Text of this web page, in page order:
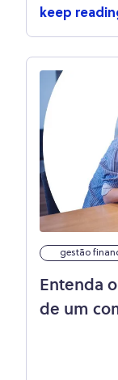
keep
gestão
Entenda
de um